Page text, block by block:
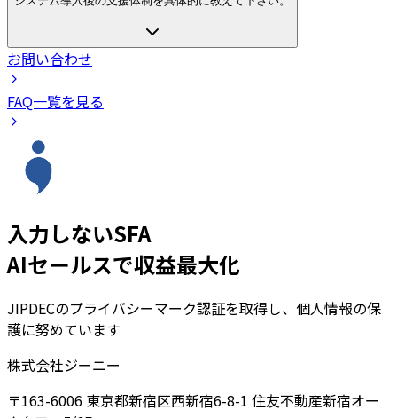
お問い合わせ
FAQ一覧を見る
入力しないSFA
AIセールスで収益最大化
JIPDECのプライバシーマーク認証を取得し、個人情報の保
護に努めています
株式会社ジーニー
〒163-6006 東京都新宿区西新宿6-8-1 住友不動産新宿オー